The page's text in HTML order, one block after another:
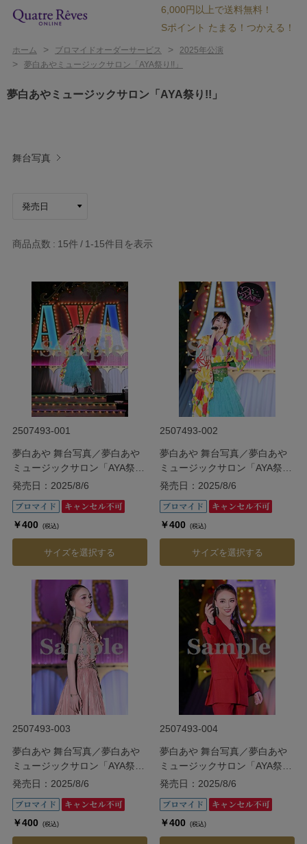
6,000円以上で送料無料！
Sポイント たまる！つかえる！
ホーム > ブロマイドオーダーサービス > 2025年公演
> 夢白あやミュージックサロン「AYA祭り!!」
夢白あやミュージックサロン「AYA祭り!!」
舞台写真
商品点数 15件 1-15件目を表示
2507493-001
夢白あや 舞台写真／夢白あや
ミュージックサロン「AYA祭
り!!」
発売日：2025/8/6
￥400 (税込)
サイズを選択する
2507493-002
夢白あや 舞台写真／夢白あや
ミュージックサロン「AYA祭
り!!」
発売日：2025/8/6
￥400 (税込)
サイズを選択する
2507493-003
夢白あや 舞台写真／夢白あや
ミュージックサロン「AYA祭
り!!」
発売日：2025/8/6
￥400 (税込)
2507493-004
夢白あや 舞台写真／夢白あや
ミュージックサロン「AYA祭
り!!」
発売日：2025/8/6
￥400 (税込)